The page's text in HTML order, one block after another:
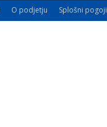
O podjetju Splošni pogoji